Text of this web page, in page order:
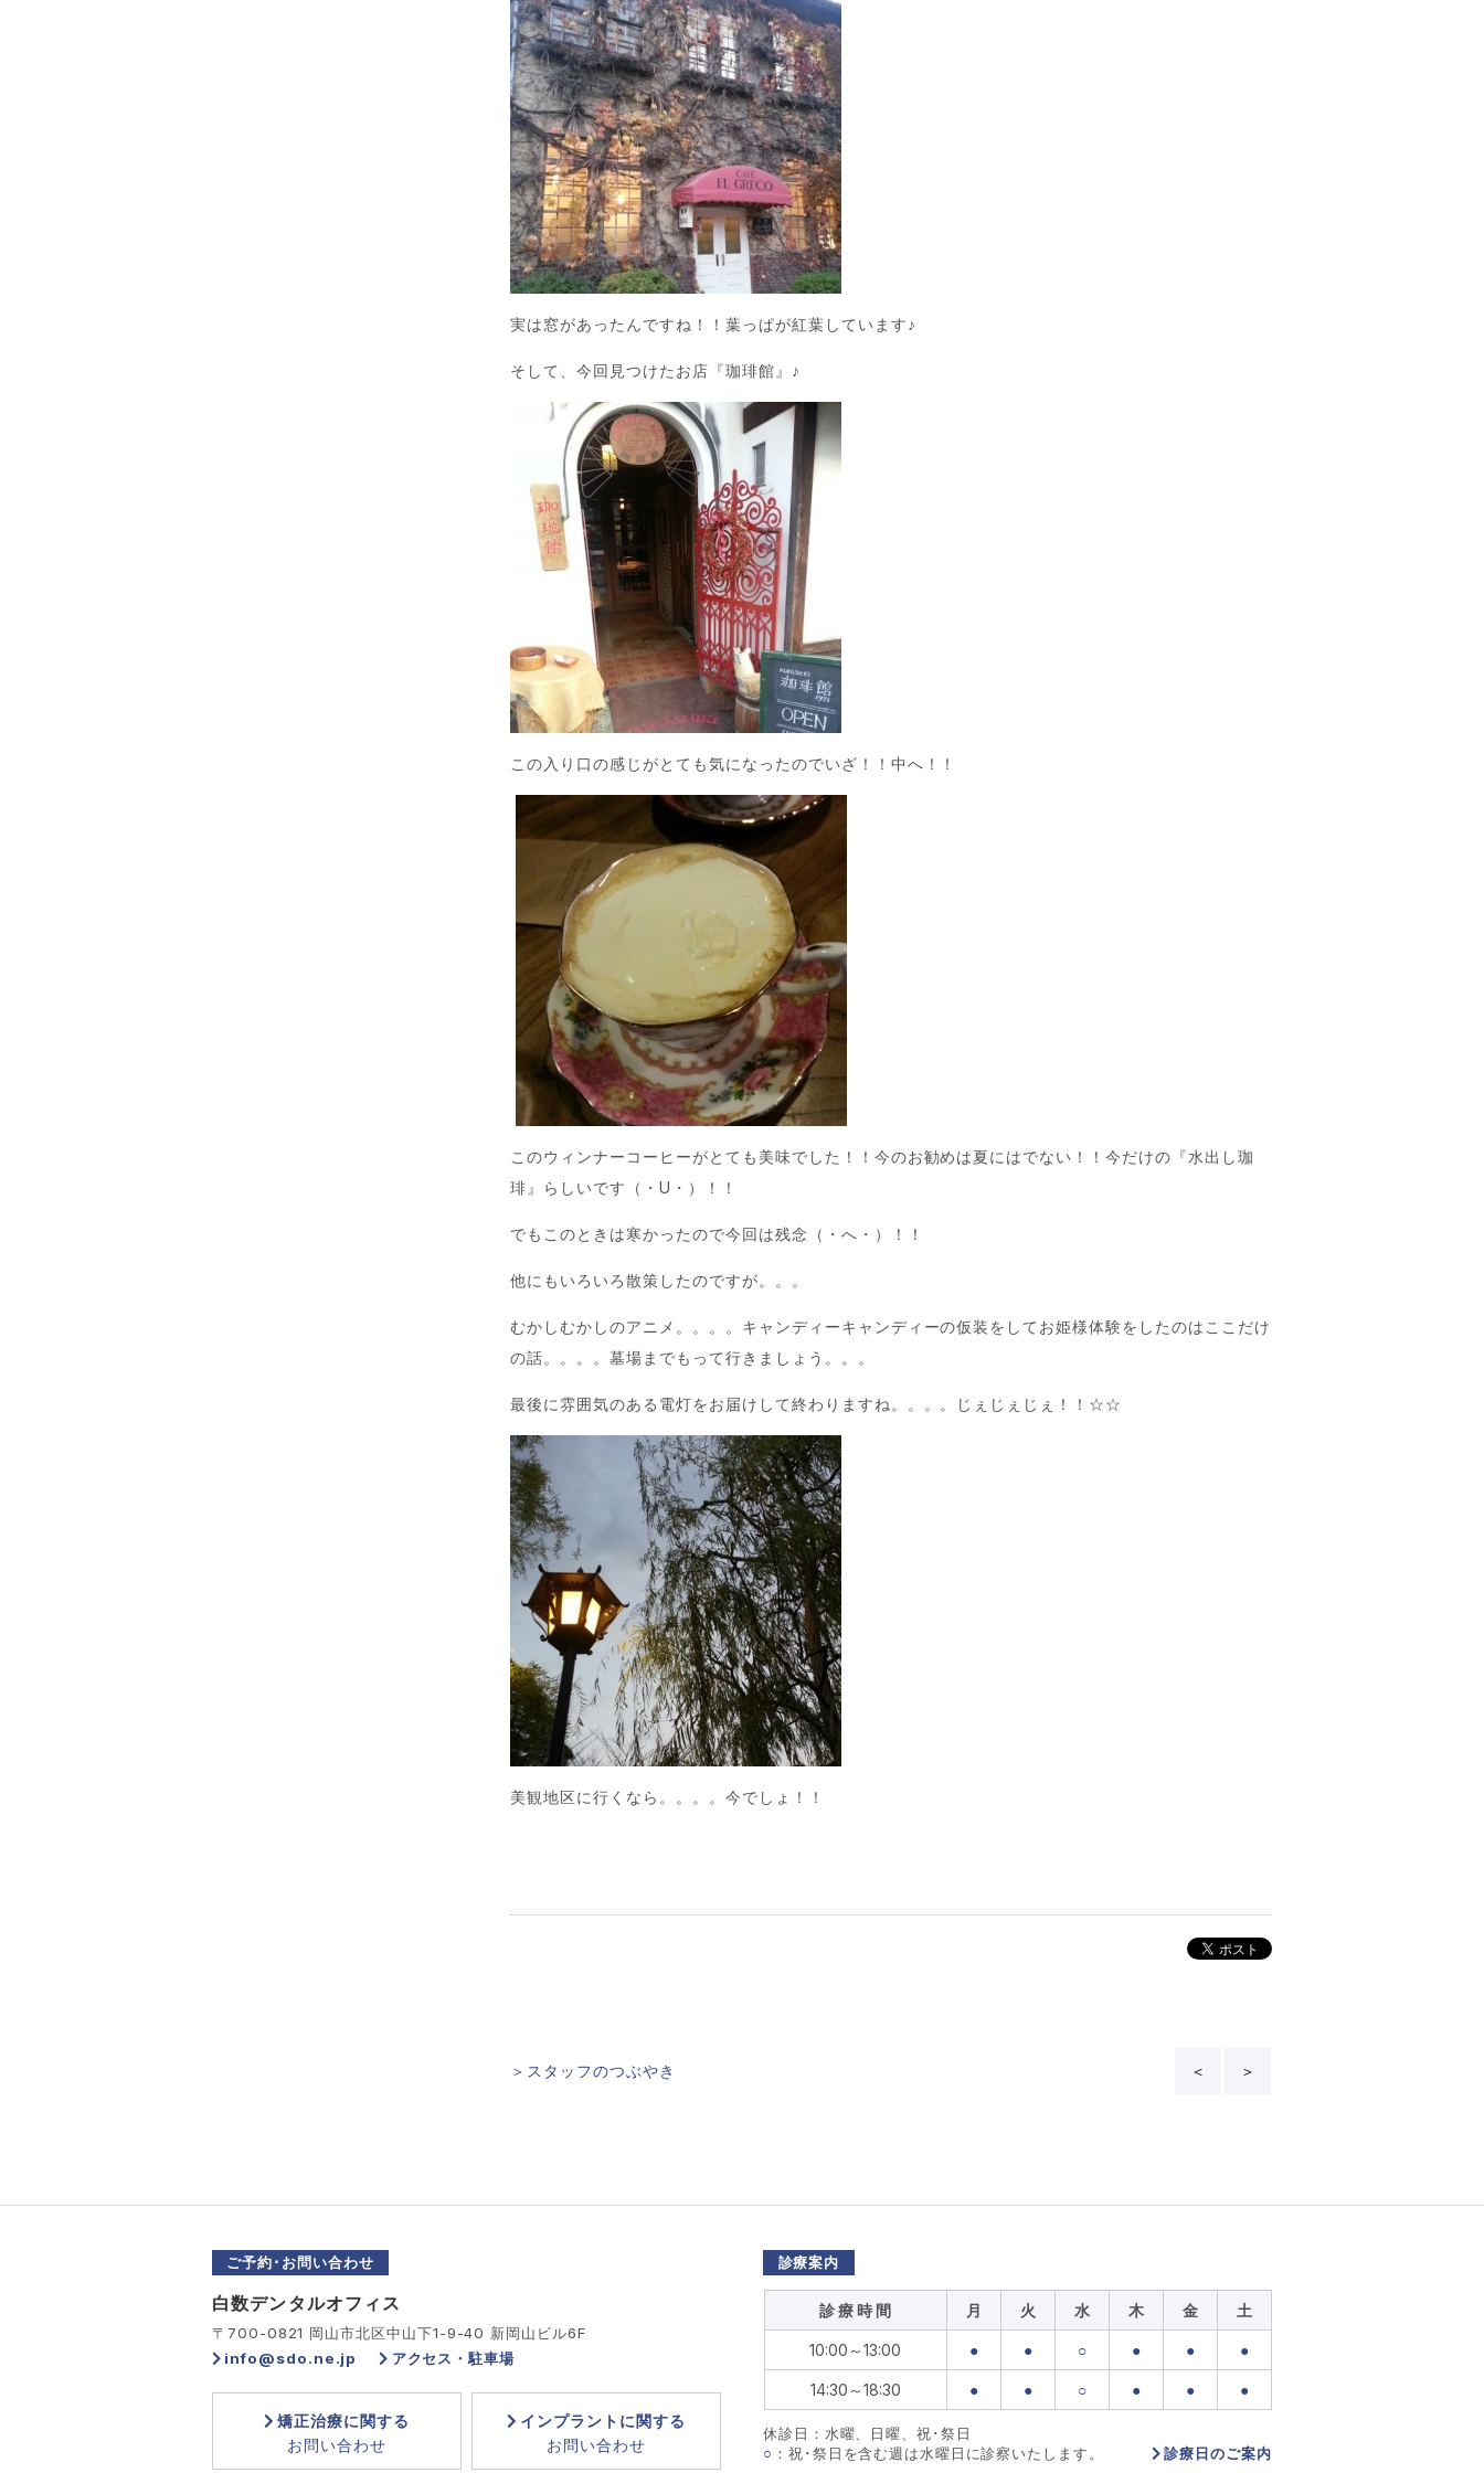
実は窓があったんですね！！葉っぱが紅葉しています♪
そして、今回見つけたお店『珈琲館』♪
この入り口の感じがとても気になったのでいざ！！中へ！！
このウィンナーコーヒーがとても美味でした！！今のお勧めは夏にはでない！！今だけの『水出し珈
琲』らしいです（・U・）！！
でもこのときは寒かったので今回は残念（・へ・）！！
他にもいろいろ散策したのですが。。。
むかしむかしのアニメ。。。。キャンディーキャンディーの仮装をしてお姫様体験をしたのはここだけ
の話。。。。墓場までもって行きましょう。。。
最後に雰囲気のある電灯をお届けして終わりますね。。。。じぇじぇじぇ！！☆☆
美観地区に行くなら。。。。今でしょ！！
＞スタッフのつぶやき ＜ ＞
ご予約･お問い合わせ
白数デンタルオフィス
〒700-0821 岡山市北区中山下1-9-40 新岡山ビル6F
info@sdo.ne.jp
アクセス・駐車場
矯正治療に関する
お問い合わせ
インプラントに関する
お問い合わせ
診療案内
診 療 時 間 月 火 水 木 金 土
10:00～13:00 ● ● ○ ● ● ●
14:30～18:30 ● ● ○ ● ● ●
休診日：水曜、日曜、祝･祭日
○ ：祝･祭日を含む週は水曜日に診察いたします。 診療日のご案内